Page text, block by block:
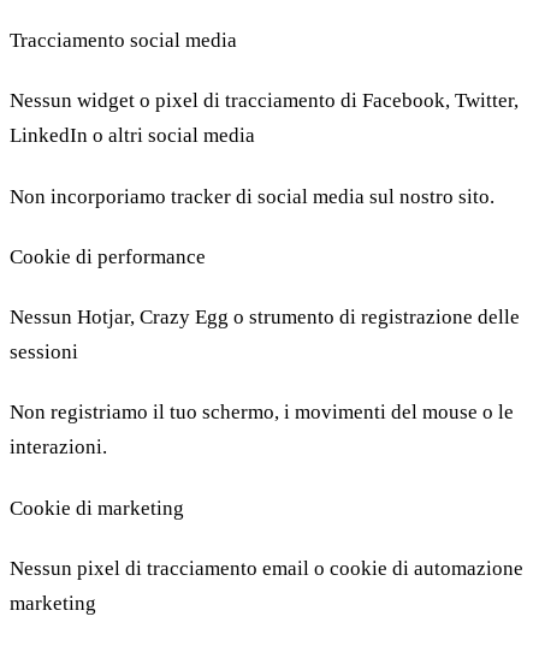
Tracciamento social media
Nessun widget o pixel di tracciamento di Facebook, Twitter,
LinkedIn o altri social media
Non incorporiamo tracker di social media sul nostro sito.
Cookie di performance
Nessun Hotjar, Crazy Egg o strumento di registrazione delle
sessioni
Non registriamo il tuo schermo, i movimenti del mouse o le
interazioni.
Cookie di marketing
Nessun pixel di tracciamento email o cookie di automazione
marketing